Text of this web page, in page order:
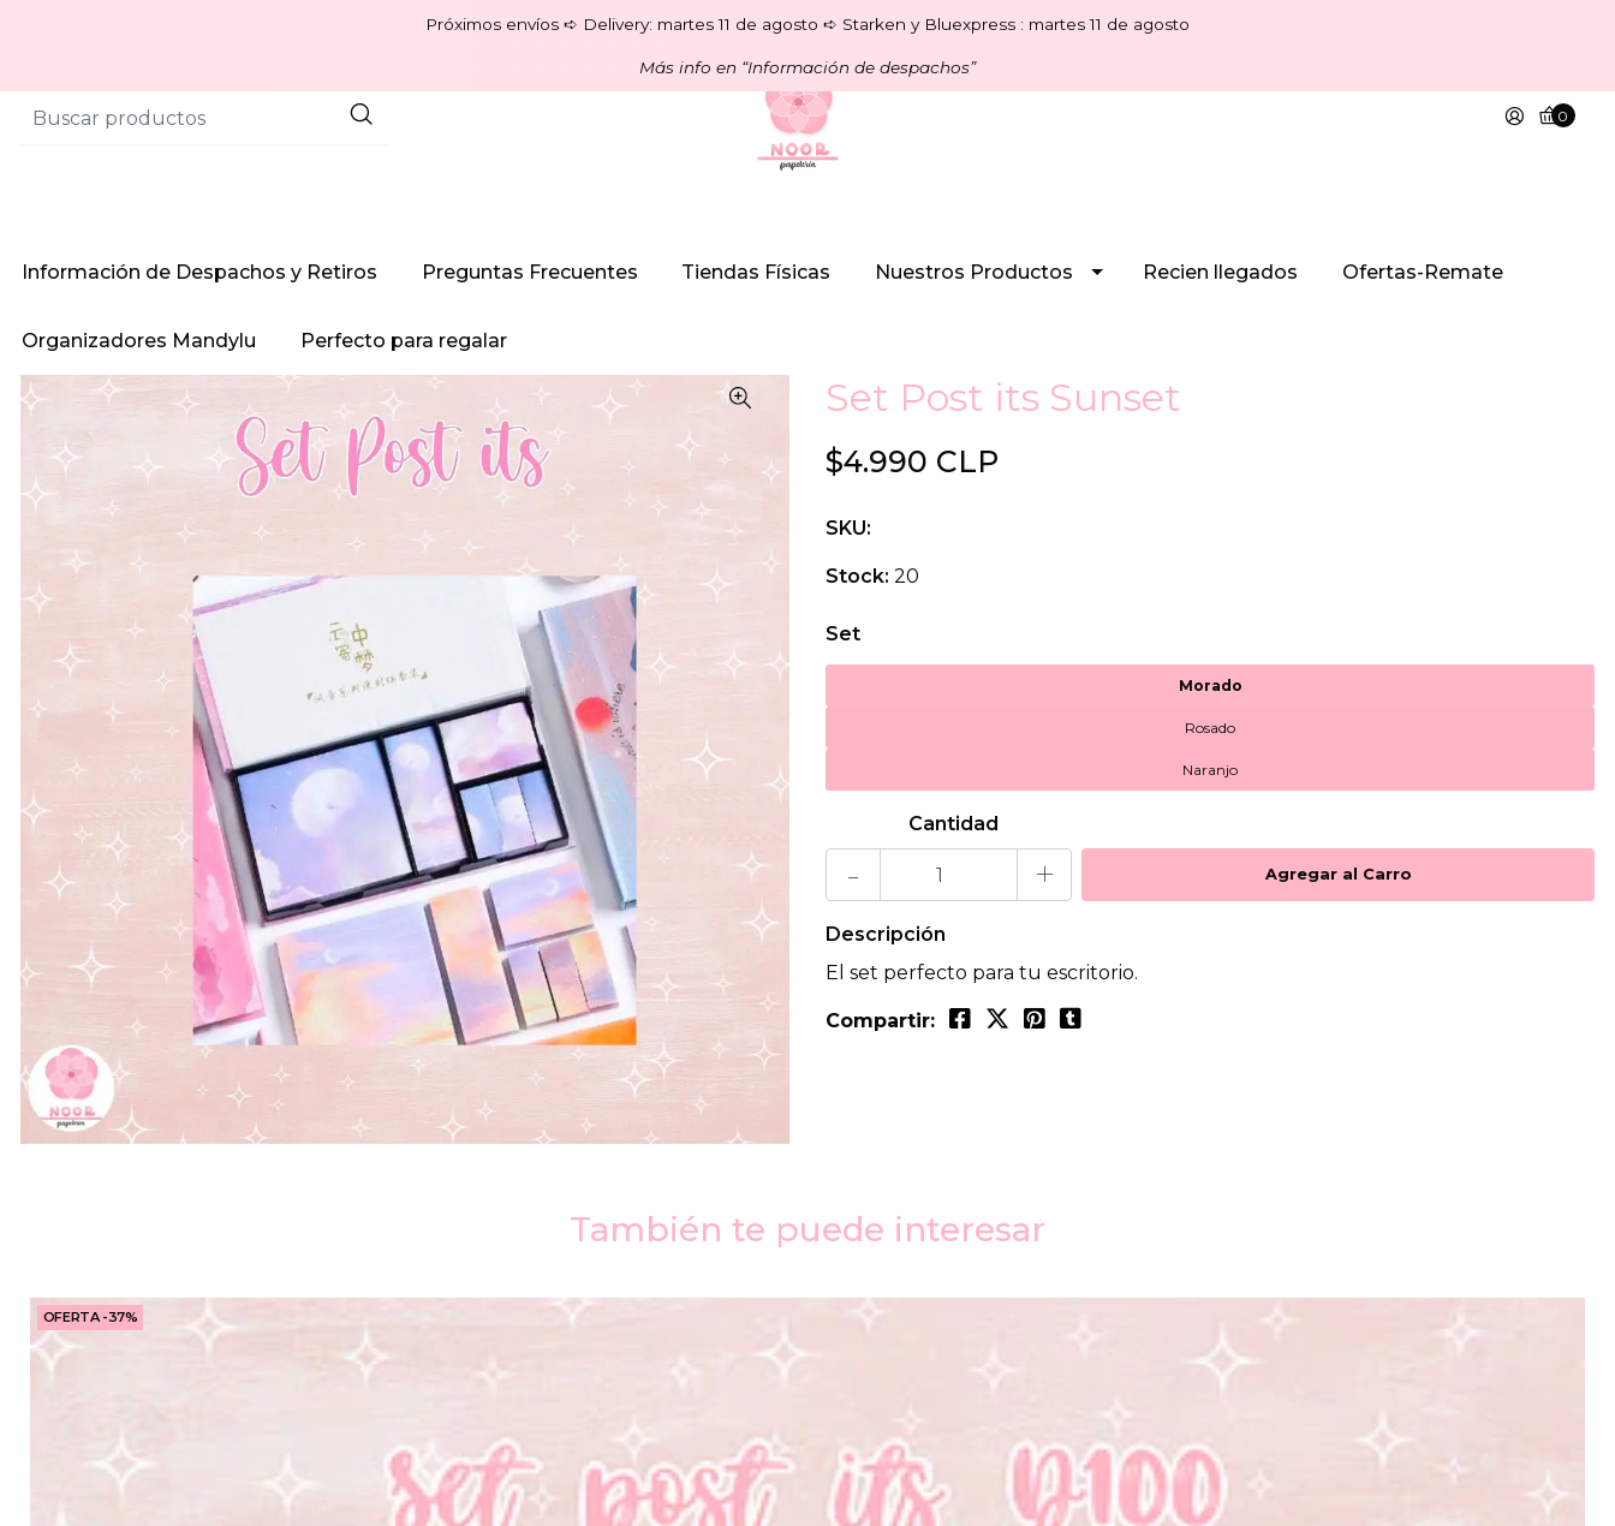
Próximos envíos ➪ Delivery: martes 11 de agosto ➪ Starken y Bluexpress : martes 11 de agosto
Más info en “Información de despachos”
0
Información de Despachos y Retiros Preguntas Frecuentes Tiendas Físicas Nuestros Productos Recien llegados Ofertas-Remate
Organizadores Mandylu Perfecto para regalar
Set Post its Sunset
$4.990 CLP
SKU:
Stock: 20
Set
Morado
Rosado
Naranjo
Cantidad
- +
Descripción
El set perfecto para tu escritorio.
Compartir:
También te puede interesar
OFERTA -37%